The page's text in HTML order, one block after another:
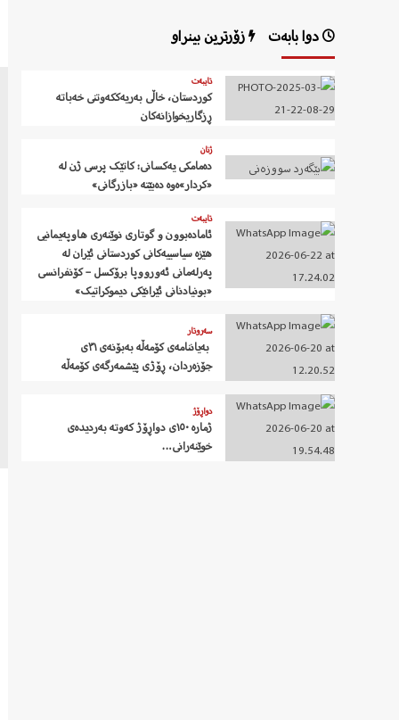
دوا بابەت زۆرترین بینراو
تایبەت
کوردستان، خاڵی بەریەککەوتنی خەباتە
ڕزگاریخوازانەکان
ژنان
دەمامکی یەکسانی: کاتێک پرسی ژن لە
«کردار»ەوە دەبێتە «بازرگانی»
تایبەت
ئامادەبوون و گوتاری نوێنەری هاوپەیمانیی
هێزە سیاسییەکانی کوردستانی ئێران لە
پەرلەمانی ئەورووپا برۆکسل – کۆنفرانسی
«بونیادنانی ئێرانێکی دیموکراتیک»
سەروتار
‍ بەیاننامەی کۆمەڵە بەبۆنەی ٣١ی
جۆزەردان، ڕۆژی پێشمەرگەی کۆمەڵە
دواڕۆژ
ژمارە ١٥٠ی دواڕۆژ کەوتە بەردیدەی
خوێنەرانی…